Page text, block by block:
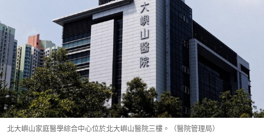
北大嶼山家庭醫學綜合中心位於北大嶼山醫院三樓。（醫院管理局）